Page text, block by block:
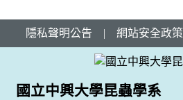
隱私聲明公告 | 網站安全政策
國立中興大學昆蟲學系